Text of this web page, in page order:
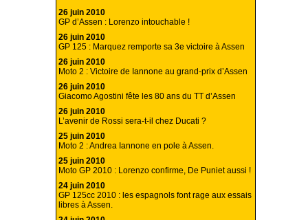
26 juin 2010
GP d’Assen : Lorenzo intouchable !
26 juin 2010
GP 125 : Marquez remporte sa 3e victoire à Assen
26 juin 2010
Moto 2 : Victoire de Iannone au grand-prix d’Assen
26 juin 2010
Giacomo Agostini fête les 80 ans du TT d’Assen
26 juin 2010
L’avenir de Rossi sera-t-il chez Ducati ?
25 juin 2010
Moto 2 : Andrea Iannone en pole à Assen.
25 juin 2010
Moto GP 2010 : Lorenzo confirme, De Puniet aussi !
24 juin 2010
GP 125cc 2010 : les espagnols font rage aux essais
libres à Assen.